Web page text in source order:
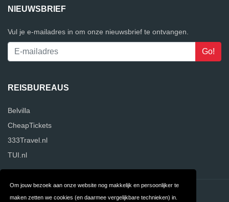
Om jouw bezoek aan onze website nog makkelijk en persoonlijker te
maken zetten we cookies (en daarmee vergelijkbare technieken) in.
NIEUWSBRIEF
Vul je e-mailadres in om onze nieuwsbrief te ontvangen.
REISBUREAUS
Belvilla
CheapTickets
333Travel.nl
TUI.nl
Contact Privacy